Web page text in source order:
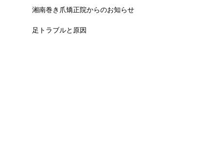
湘南巻き爪矯正院からのお知らせ
足トラブルと原因